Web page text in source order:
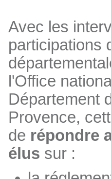
Avec les
participations
l'Office
Département
Provence,
de répondre
élus sur :